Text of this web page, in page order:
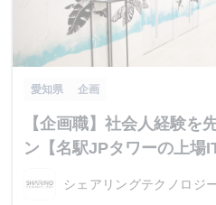
愛知県 企画
【企画職】社会人経験を
ン【名駅JPタワーの上場
シェアリングテクノロジ